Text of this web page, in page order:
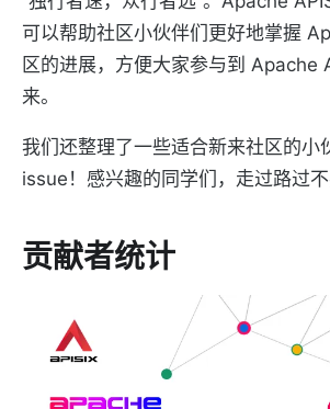
可以帮助社区小伙伴们更好地掌握
区的进展，方便大家参与到 Apache
来。
我们还整理了一些适合新来社区的小
issue！感兴趣的同学们，走过路过不
贡献者统计